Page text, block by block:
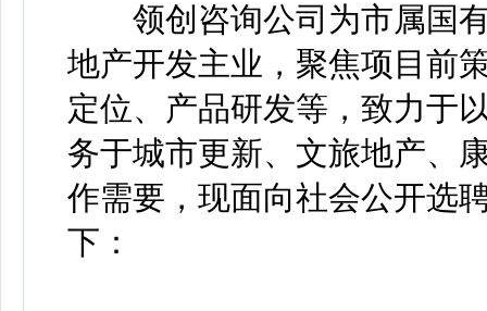
领创咨询公司为市属国有
地产开发主业，聚焦项目前
定位、产品研发等，致力于
务于城市更新、文旅地产、
作需要，现面向社会公开选
下：